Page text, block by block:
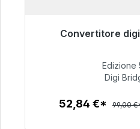
Convertitore
Pronto per la
Edizione
Digi
52,84 €* 99,00